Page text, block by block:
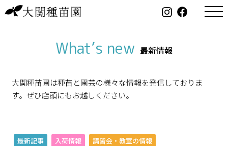
What’s new 最新情報
大関種苗園は種苗と園芸の様々な情報を発信しておりま
す。ぜひ店頭にもお越しください。
最新記事 入荷情報
講習会・教室の情報